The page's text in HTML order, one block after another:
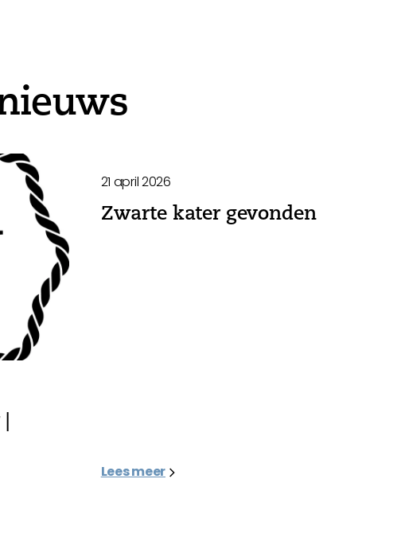
21 april 2026
Zwarte kater gevonden
Lees meer